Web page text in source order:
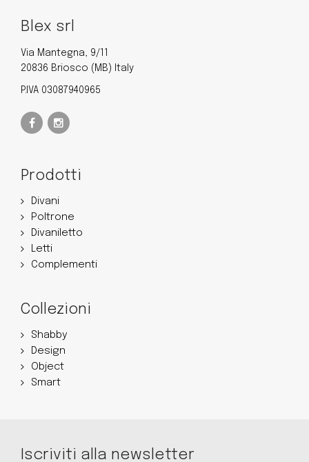
Blex srl
Via Mantegna, 9/11
20836 Briosco (MB) Italy
P.IVA 03087940965
Prodotti
Divani
Poltrone
Divaniletto
Letti
Complementi
Collezioni
Shabby
Design
Object
Smart
Iscriviti alla newsletter